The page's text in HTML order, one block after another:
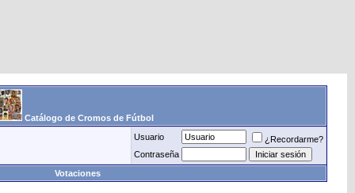
Catálogo de Cromos de Fútbol
Usuario
¿Recordarme?
Contraseña
Votaciones